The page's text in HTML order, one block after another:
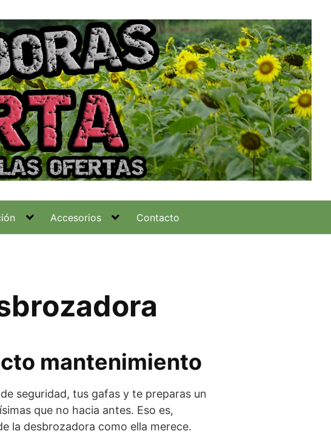
Accesorios Contacto
mantenimiento
seguridad, tus gafas y te preparas un
que no hacia antes. Eso es,
la desbrozadora como ella merece.